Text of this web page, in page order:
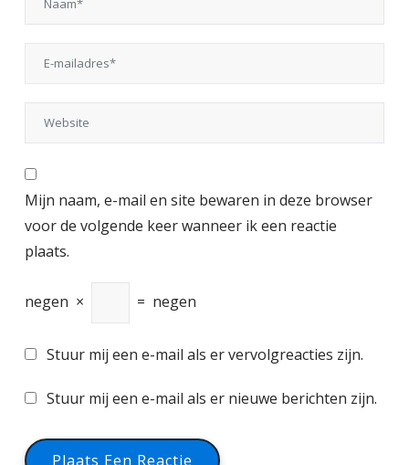
Mijn naam, e-mail en site bewaren in deze browser
voor de volgende keer wanneer ik een reactie
plaats.
negen × = negen
Stuur mij een e-mail als er vervolgreacties zijn.
Stuur mij een e-mail als er nieuwe berichten zijn.